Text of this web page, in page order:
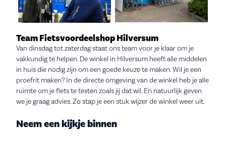
Team Fietsvoordeelshop Hilversum
Van dinsdag tot zaterdag staat ons team voor je klaar om je
vakkundig te helpen. De winkel in Hilversum heeft alle middelen
in huis die nodig zijn om een goede keuze te maken. Wil je een
proefrit maken? In de directe omgeving van de winkel heb je alle
ruimte om je fiets te testen zoals jij dat wil. En natuurlijk geven
we je graag advies. Zo stap je een stuk wijzer de winkel weer uit.
Neem een kijkje binnen